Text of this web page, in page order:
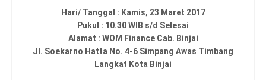
Hari/ Tanggal : Kamis, 23 Maret 2017
Pukul : 10.30 WIB s/d Selesai
Alamat : WOM Finance Cab. Binjai
Jl. Soekarno Hatta No. 4-6 Simpang Awas Timbang
Langkat Kota Binjai